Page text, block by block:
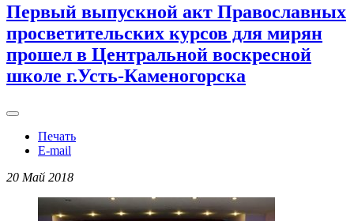
Первый выпускной акт Православных
просветительских курсов для мирян
прошел в Центральной воскресной
школе г.Усть-Каменогорска
Печать
E-mail
20 Май 2018